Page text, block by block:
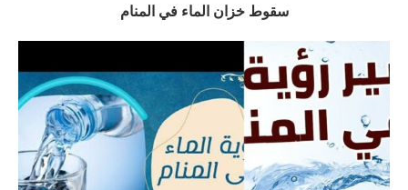
سقوط خزان الماء في المنام